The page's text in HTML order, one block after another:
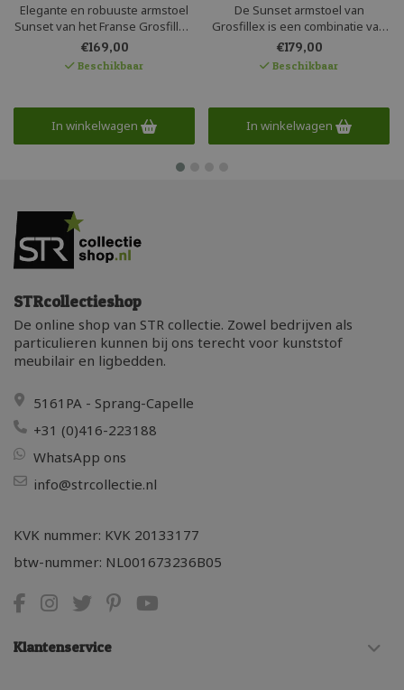
Elegante en robuuste armstoel
Sunset van het Franse Grosfillex.
Een stapelbare kwaliteitsstoel
voor langdurig en duurzaam
gebruik. Aluminium frame
gecombineerd met een robuust
mat kunststof onderstel. UV
€169,00
Beschikbaar
In winkelwagen
De Sunset armstoel van
Grosfillex is een combinatie van
kunststof met aluminium. Mooie
stevige armsteunen en in
moderne UV bestendige
van de stapelbare armstoel zit
een waterdoorlatend foam
€179,00
Beschikbaar
In winkelwagen
STRcollectieshop
De online shop van STR collectie. Zowel bedrijven als
particulieren kunnen bij ons terecht voor kunststof
meubilair en ligbedden.
5161PA - Sprang-Capelle
+31 (0)416-223188
WhatsApp ons
info@strcollectie.nl
KVK nummer: KVK 20133177
btw-nummer: NL001673236B05
Klantenservice